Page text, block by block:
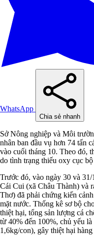
WhatsApp
Chia sẻ nhanh
Sở Nông nghiệp và Môi
nhân ban đầu vụ hơn 74 tấn
vào cuối tháng 10. Theo đó,
do tình trạng thiếu oxy cục
Trước đó, vào ngày 30 và
Cái Cui (xã Châu Thành) và
Thơ) đã phải chứng kiến
mặt nước. Thống kê sơ bộ
thiệt hại, tổng sản lượng cá
từ 40% đến 100%, chủ yếu
1,6kg/con), gây thiệt hại